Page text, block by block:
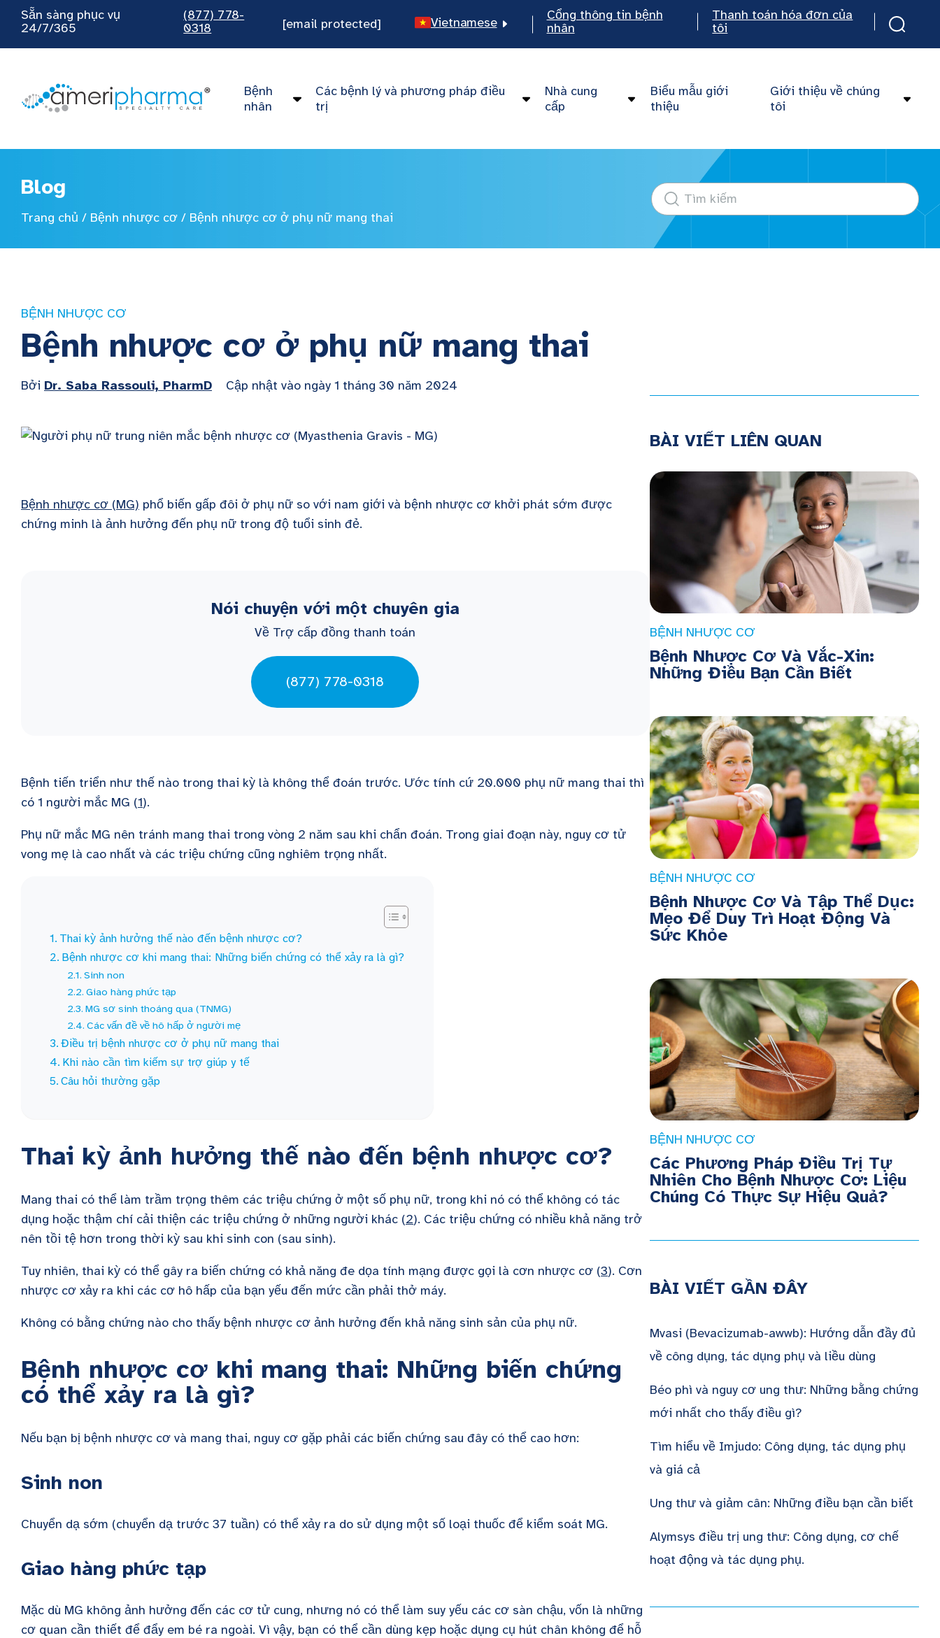
Sẵn sàng phục vụ
24/7/365
(877) 778-
0318
[email protected] Vietnamese
Chinese
Cổng thông tin bệnh
nhân
Thanh toán hóa đơn của
tôi
Bệnh
nhân
Các bệnh lý và phương pháp điều
trị
Nhà cung
cấp
Biểu mẫu giới
thiệu
Giới thiệu về chúng
tôi
Blog
Trang chủ / Bệnh nhược cơ / Bệnh nhược cơ ở phụ nữ mang thai
BỆNH NHƯỢC CƠ
Bệnh nhược cơ ở phụ nữ mang thai
Bởi Dr. Saba Rassouli, PharmD Cập nhật vào ngày 1 tháng 30 năm 2024
Bệnh nhược cơ (MG) phổ biến gấp đôi ở phụ nữ so với nam giới và bệnh nhược cơ khởi phát sớm được
chứng minh là ảnh hưởng đến phụ nữ trong độ tuổi sinh đẻ.
Nói chuyện với một chuyên gia
Về Trợ cấp đồng thanh toán
(877) 778-0318
Bệnh tiến triển như thế nào trong thai kỳ là không thể đoán trước. Ước tính cứ 20.000 phụ nữ mang thai thì
có 1 người mắc MG (1).
Phụ nữ mắc MG nên tránh mang thai trong vòng 2 năm sau khi chẩn đoán. Trong giai đoạn này, nguy cơ tử
vong mẹ là cao nhất và các triệu chứng cũng nghiêm trọng nhất.
Thai kỳ ảnh hưởng thế nào đến bệnh nhược cơ?
Bệnh nhược cơ khi mang thai: Những biến chứng có thể xảy ra là gì?
Sinh non
Giao hàng phức tạp
MG sơ sinh thoáng qua (TNMG)
Các vấn đề về hô hấp ở người mẹ
Điều trị bệnh nhược cơ ở phụ nữ mang thai
Khi nào cần tìm kiếm sự trợ giúp y tế
Câu hỏi thường gặp
Thai kỳ ảnh hưởng thế nào đến bệnh nhược cơ?
Mang thai có thể làm trầm trọng thêm các triệu chứng ở một số phụ nữ, trong khi nó có thể không có tác
dụng hoặc thậm chí cải thiện các triệu chứng ở những người khác (2). Các triệu chứng có nhiều khả năng trở
nên tồi tệ hơn trong thời kỳ sau khi sinh con (sau sinh).
Tuy nhiên, thai kỳ có thể gây ra biến chứng có khả năng đe dọa tính mạng được gọi là cơn nhược cơ (3). Cơn
nhược cơ xảy ra khi các cơ hô hấp của bạn yếu đến mức cần phải thở máy.
Không có bằng chứng nào cho thấy bệnh nhược cơ ảnh hưởng đến khả năng sinh sản của phụ nữ.
Bệnh nhược cơ khi mang thai: Những biến chứng
có thể xảy ra là gì?
Nếu bạn bị bệnh nhược cơ và mang thai, nguy cơ gặp phải các biến chứng sau đây có thể cao hơn:
Sinh non
Chuyển dạ sớm (chuyển dạ trước 37 tuần) có thể xảy ra do sử dụng một số loại thuốc để kiểm soát MG.
Giao hàng phức tạp
Mặc dù MG không ảnh hưởng đến các cơ tử cung, nhưng nó có thể làm suy yếu các cơ sàn chậu, vốn là những
cơ quan cần thiết để đẩy em bé ra ngoài. Vì vậy, bạn có thể cần dùng kẹp hoặc dụng cụ hút chân không để hỗ
BÀI VIẾT LIÊN QUAN
BỆNH NHƯỢC CƠ
Bệnh Nhược Cơ Và Vắc-Xin:
Những Điều Bạn Cần Biết
BỆNH NHƯỢC CƠ
Bệnh Nhược Cơ Và Tập Thể Dục:
Mẹo Để Duy Trì Hoạt Động Và
Sức Khỏe
BỆNH NHƯỢC CƠ
Các Phương Pháp Điều Trị Tự
Nhiên Cho Bệnh Nhược Cơ: Liệu
Chúng Có Thực Sự Hiệu Quả?
BÀI VIẾT GẦN ĐÂY
Mvasi (Bevacizumab-awwb): Hướng dẫn đầy đủ
về công dụng, tác dụng phụ và liều dùng
Béo phì và nguy cơ ung thư: Những bằng chứng
mới nhất cho thấy điều gì?
Tìm hiểu về Imjudo: Công dụng, tác dụng phụ
và giá cả
Ung thư và giảm cân: Những điều bạn cần biết
Alymsys điều trị ung thư: Công dụng, cơ chế
hoạt động và tác dụng phụ.